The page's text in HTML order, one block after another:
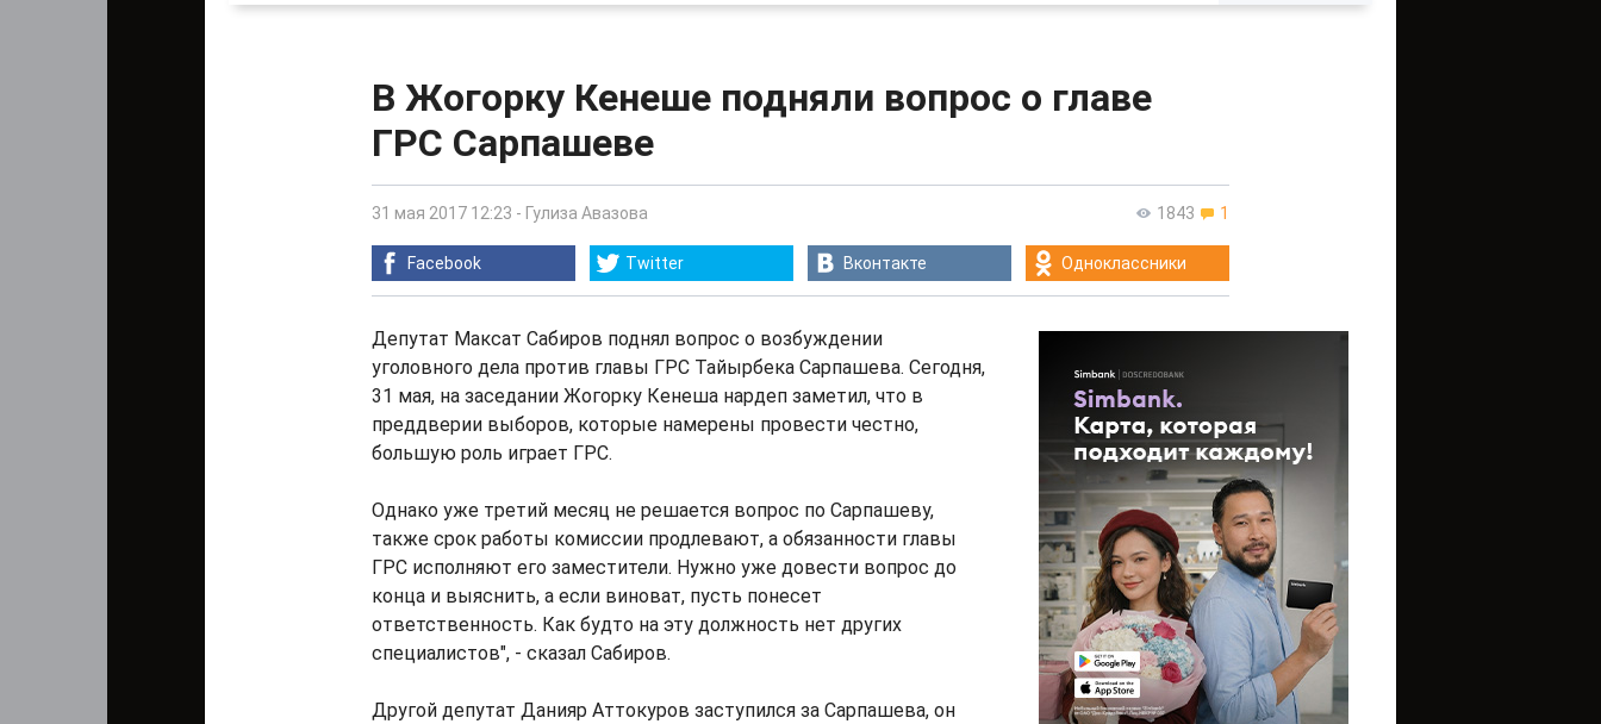
В Жогорку Кенеше подняли вопрос о главе
ГРС Сарпашеве
1843 1
31 мая 2017 12:23 - Гулиза Авазова
Facebook Twitter Вконтакте Одноклассники
Депутат Максат Сабиров поднял вопрос о возбуждении
уголовного дела против главы ГРС Тайырбека Сарпашева. Сегодня,
31 мая, на заседании Жогорку Кенеша нардеп заметил, что в
преддверии выборов, которые намерены провести честно,
большую роль играет ГРС.
Однако уже третий месяц не решается вопрос по Сарпашеву,
также срок работы комиссии продлевают, а обязанности главы
ГРС исполняют его заместители. Нужно уже довести вопрос до
конца и выяснить, а если виноват, пусть понесет
ответственность. Как будто на эту должность нет других
специалистов", - сказал Сабиров.
Другой депутат Данияр Аттокуров заступился за Сарпашева, он